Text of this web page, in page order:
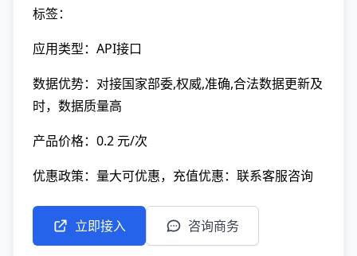
标签：
应用类型：API接口
数据优势：对接国家部委,权威,准确,合法数据更新及
时，数据质量高
产品价格：0.2 元/次
优惠政策：量大可优惠，充值优惠：联系客服咨询
立即接入 咨询商务